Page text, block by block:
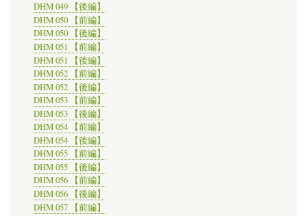
DHM 049 【後編】
DHM 050 【前編】
DHM 050 【後編】
DHM 051 【前編】
DHM 051 【後編】
DHM 052 【前編】
DHM 052 【後編】
DHM 053 【前編】
DHM 053 【後編】
DHM 054 【前編】
DHM 054 【後編】
DHM 055 【前編】
DHM 055 【後編】
DHM 056 【前編】
DHM 056 【後編】
DHM 057 【前編】